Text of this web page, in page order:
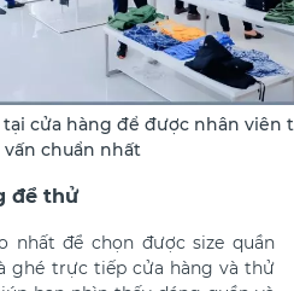
tại cửa hàng để được nhân viên
vấn chuẩn nhất
để thử
nhất để chọn được size quần
ghé trực tiếp cửa hàng và thử